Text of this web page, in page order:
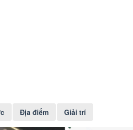
Địa điểm Giải trí